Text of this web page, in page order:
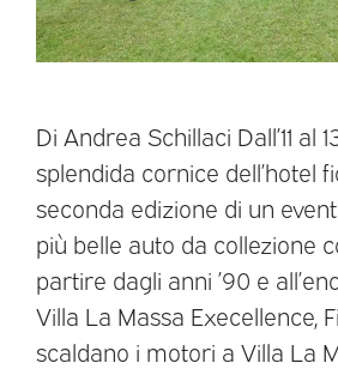
Di Andrea Schillaci Dall’11 al
splendida cornice dell’hotel
seconda edizione di un
più belle auto da collezione
partire dagli anni ’90 e
Villa La Massa Execellence,
scaldano i motori a Villa La